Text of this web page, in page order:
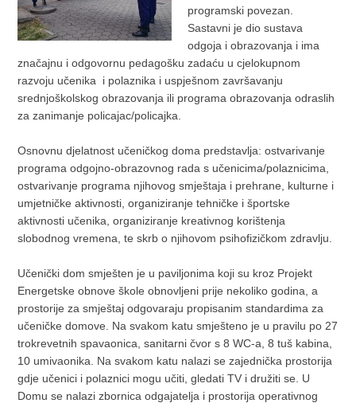
programski povezan.
Sastavni je dio sustava
odgoja i obrazovanja i ima
značajnu i odgovornu pedagošku zadaću u cjelokupnom
razvoju učenika i polaznika i uspješnom završavanju
srednjoškolskog obrazovanja ili programa obrazovanja odraslih
za zanimanje policajac/policajka.
Osnovnu djelatnost učeničkog doma predstavlja: ostvarivanje
programa odgojno-obrazovnog rada s učenicima/polaznicima,
ostvarivanje programa njihovog smještaja i prehrane, kulturne i
umjetničke aktivnosti, organiziranje tehničke i športske
aktivnosti učenika, organiziranje kreativnog korištenja
slobodnog vremena, te skrb o njihovom psihofizičkom zdravlju.
Učenički dom smješten je u paviljonima koji su kroz Projekt
Energetske obnove škole obnovljeni prije nekoliko godina, a
prostorije za smještaj odgovaraju propisanim standardima za
učeničke domove. Na svakom katu smješteno je u pravilu po 27
trokrevetnih spavaonica, sanitarni čvor s 8 WC-a, 8 tuš kabina,
10 umivaonika. Na svakom katu nalazi se zajednička prostorija
gdje učenici i polaznici mogu učiti, gledati TV i družiti se. U
Domu se nalazi zbornica odgajatelja i prostorija operativnog